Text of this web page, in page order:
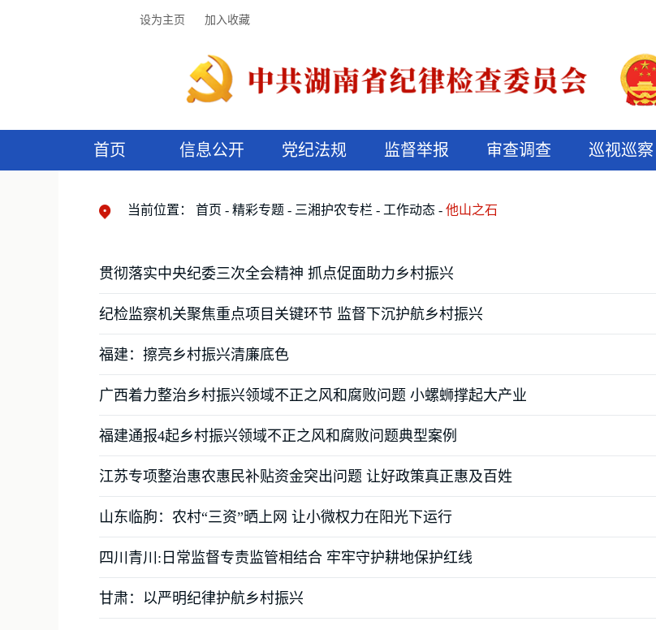
设为主页 加入收藏
首页 信息公开 党纪法规 监督举报 审查调查 巡视巡察
当前位置： 首页 精彩专题 三湘护农专栏 工作动态 他山之石
贯彻落实中央纪委三次全会精神 抓点促面助力乡村振兴
纪检监察机关聚焦重点项目关键环节 监督下沉护航乡村振兴
福建：擦亮乡村振兴清廉底色
广西着力整治乡村振兴领域不正之风和腐败问题 小螺蛳撑起大产业
福建通报4起乡村振兴领域不正之风和腐败问题典型案例
江苏专项整治惠农惠民补贴资金突出问题 让好政策真正惠及百姓
山东临朐：农村“三资”晒上网 让小微权力在阳光下运行
四川青川:日常监督专责监管相结合 牢牢守护耕地保护红线
甘肃：以严明纪律护航乡村振兴